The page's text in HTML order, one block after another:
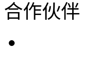
合作伙伴